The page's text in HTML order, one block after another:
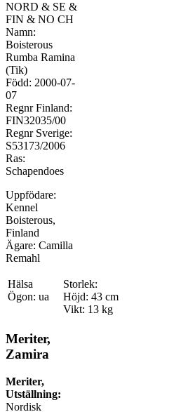
NORD & SE &
FIN & NO CH
Namn:
Boisterous
Rumba Ramina
(Tik)
Född: 2000-07-
07
Regnr Finland:
FIN32035/00
Regnr Sverige:
S53173/2006
Ras:
Schapendoes
Uppfödare:
Kennel
Boisterous,
Finland
Ägare: Camilla
Remahl
Hälsa
Ögon: ua
Storlek:
Höjd: 43 cm
Vikt: 13 kg
Meriter,
Zamira
Meriter,
Utställning:
Nordisk